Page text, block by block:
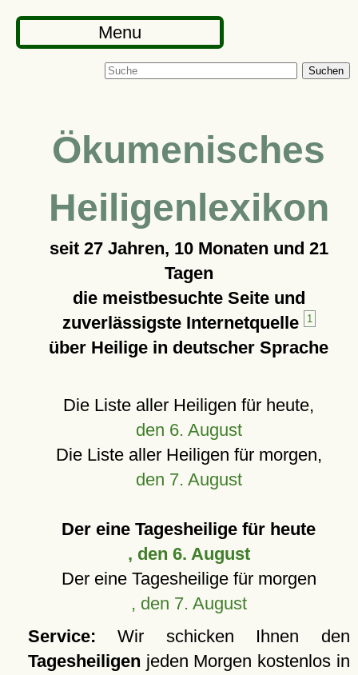
Menu
Suchen
Ökumenisches
Heiligenlexikon
seit 27 Jahren, 10 Monaten und 21
Tagen
die meistbesuchte Seite und
zuverlässigste Internetquelle
1
über Heilige in deutscher Sprache
Die Liste aller Heiligen für heute,
den 6. August
Die Liste aller Heiligen für morgen,
den 7. August
Der eine Tagesheilige für heute
, den 6. August
Der eine Tagesheilige für morgen
, den 7. August
Service: Wir schicken Ihnen den
Tagesheiligen jeden Morgen kostenlos in